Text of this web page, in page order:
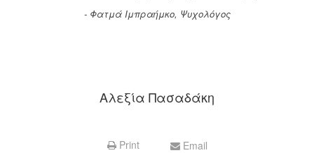
- Φατμά Ιμπραήμκο, Ψυχολόγος
Αλεξία Πασαδάκη
Print Email